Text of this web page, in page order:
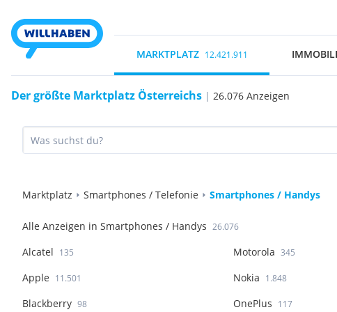
MARKTPLATZ 12.421.911
Der größte Marktplatz Österreichs | 26.076 Anzeigen
Marktplatz Smartphones / Telefonie Smartphones / Handys
Alle Anzeigen in Smartphones / Handys 26.076
Alcatel 135
Apple 11.501
Blackberry 98
Motorola 345
Nokia 1.848
OnePlus 117